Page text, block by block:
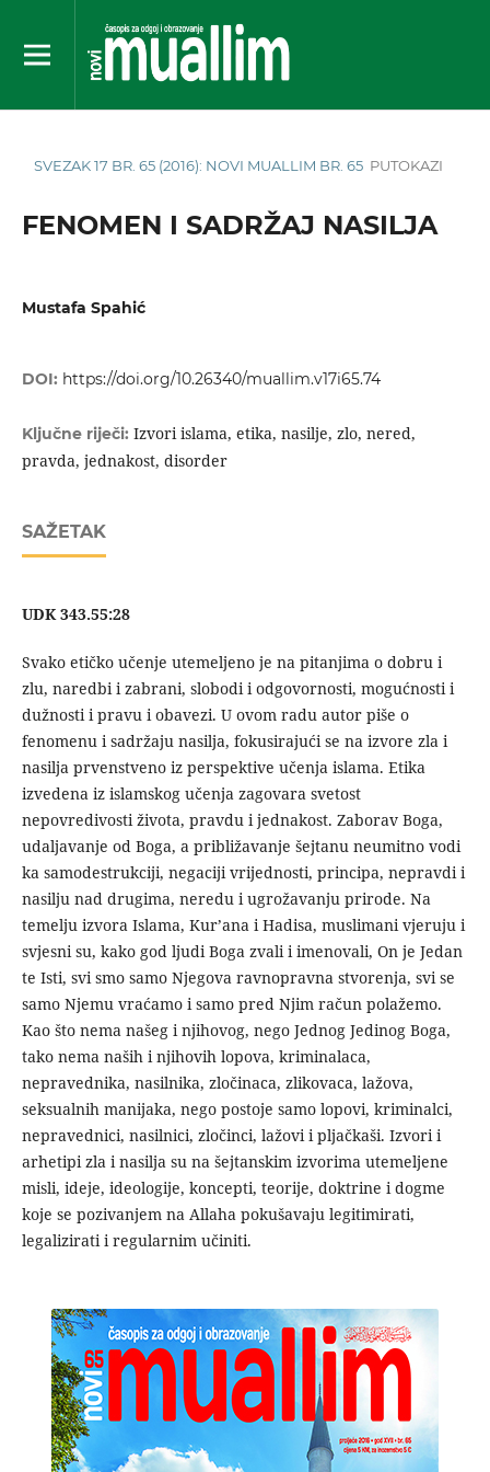
SVEZAK 17 BR. 65 (2016): NOVI MUALLIM BR. 65 PUTOKAZI
FENOMEN I SADRŽAJ NASILJA
Mustafa Spahić
DOI: https://doi.org/10.26340/muallim.v17i65.74
Ključne riječi: Izvori islama, etika, nasilje, zlo, nered,
pravda, jednakost, disorder
SAŽETAK
UDK 343.55:28
Svako etičko učenje utemeljeno je na pitanjima o dobru i
zlu, naredbi i zabrani, slobodi i odgovornosti, mogućnosti i
dužnosti i pravu i obavezi. U ovom radu autor piše o
fenomenu i sadržaju nasilja, fokusirajući se na izvore zla i
nasilja prvenstveno iz perspektive učenja islama. Etika
izvedena iz islamskog učenja zagovara svetost
nepovredivosti života, pravdu i jednakost. Zaborav Boga,
udaljavanje od Boga, a približavanje šejtanu neumitno vodi
ka samodestrukciji, negaciji vrijednosti, principa, nepravdi i
nasilju nad drugima, neredu i ugrožavanju prirode. Na
temelju izvora Islama, Kur’ana i Hadisa, muslimani vjeruju i
svjesni su, kako god ljudi Boga zvali i imenovali, On je Jedan
te Isti, svi smo samo Njegova ravnopravna stvorenja, svi se
samo Njemu vraćamo i samo pred Njim račun polažemo.
Kao što nema našeg i njihovog, nego Jednog Jedinog Boga,
tako nema naših i njihovih lopova, kriminalaca,
nepravednika, nasilnika, zločinaca, zlikovaca, lažova,
seksualnih manijaka, nego postoje samo lopovi, kriminalci,
nepravednici, nasilnici, zločinci, lažovi i pljačkaši. Izvori i
arhetipi zla i nasilja su na šejtanskim izvorima utemeljene
misli, ideje, ideologije, koncepti, teorije, doktrine i dogme
koje se pozivanjem na Allaha pokušavaju legitimirati,
legalizirati i regularnim učiniti.